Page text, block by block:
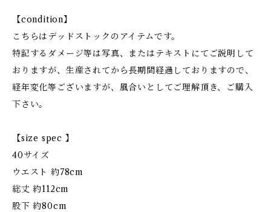
【condition】
こちらはデッドストックのアイテムです。
特記するダメージ等は写真、またはテキストにてご説明して
おりますが、生産されてから長期間経過しておりますので、
経年変化等ございますが、風合いとしてご理解頂き、ご購入
下さい。
【size spec 】
40サイズ
ウエスト 約78cm
総丈 約112cm
股下 約80cm